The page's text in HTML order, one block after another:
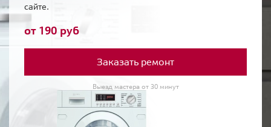
сайте.
от 190 руб
Заказать ремонт
Выезд мастера от 30 минут